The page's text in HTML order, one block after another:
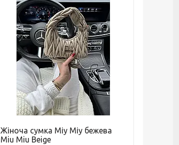
Жіноча сумка Міу Міу бежева
Miu Miu Beige